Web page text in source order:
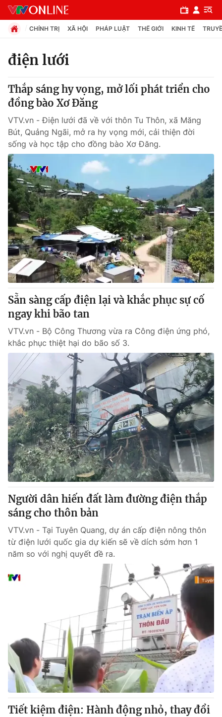
Chuyên mục
Chính trị
Xã hội
Pháp luật
Y tế
Thế giới
Tin tức
Thế giới đó đây
Câu chuyện quốc tế
Kinh tế
Tài chính
Thị trường
Góc doanh nghiệp
Dữ liệu và đời sống
Truyền hình
Phim VTV
Hậu trường
Nhân vật
Khán giả
Giải sao mai
Giải trí
Điện ảnh
Âm nhạc
Sao
Đời sống
Du lịch
Làm đẹp
Chất lượng cuộc sống
Giáo dục
Tuyển sinh
Học trực tuyến
Công nghệ
Hitech Công nghệ tương lai
Sản phẩm
Thị trường
Tư vấn
Giao lưu trực tuyến
Lịch phát sóng
Chuyên mục khác
Emagazine Podcast
Photo Infographic
Shorts video
VTV Thể thao
VTV Sức khoẻ Bất động sản
Thị trường 24h Tấm lòng Việt
VTV4 Vươn mình bằng AI
CHÍNH TRỊ XÃ HỘI PHÁP LUẬT THẾ GIỚI KINH TẾ
điện lưới
Thắp sáng hy vọng, mở lối phát triển cho
đồng bào Xơ Đăng
VTV.vn - Điện lưới đã về với thôn Tu Thôn, xã Măng
Bút, Quảng Ngãi, mở ra hy vọng mới, cải thiện đời
sống và học tập cho đồng bào Xơ Đăng.
Sẵn sàng cấp điện lại và khắc phục sự cố
ngay khi bão tan
VTV.vn - Bộ Công Thương vừa ra Công điện ứng phó,
khắc phục thiệt hại do bão số 3.
Người dân hiến đất làm đường điện thắp
sáng cho thôn bản
VTV.vn - Tại Tuyên Quang, dự án cấp điện nông thôn
từ điện lưới quốc gia dự kiến sẽ về dích sớm hơn 1
năm so với nghị quyết đề ra.
Tiết kiệm điện: Hành động nhỏ, thay đổi